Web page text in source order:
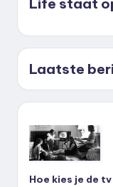
Laatste
Hoe kies je de